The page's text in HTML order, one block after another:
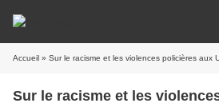
Accueil » Sur le racisme et les violences policières aux
Sur le racisme et les